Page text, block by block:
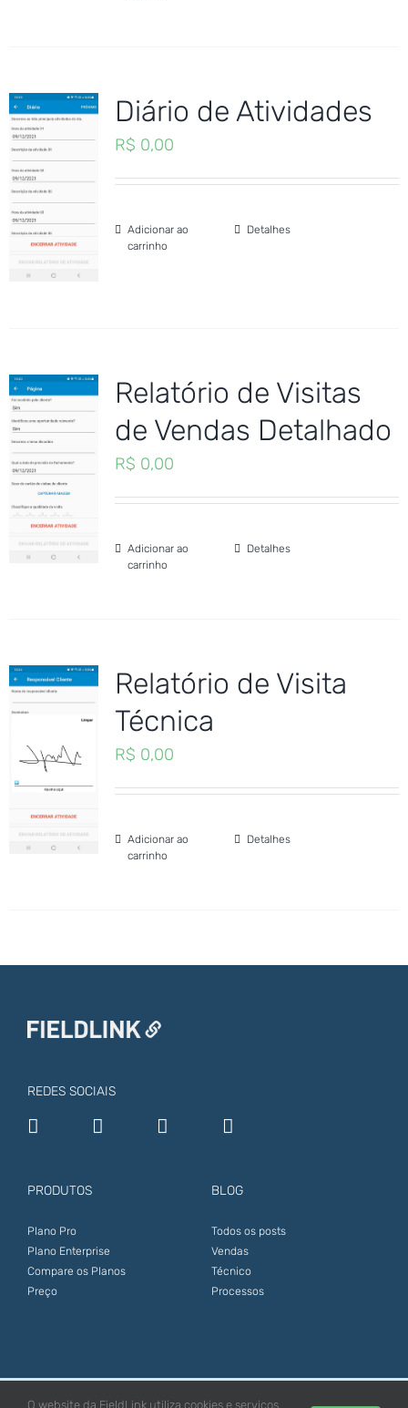
Diário de Atividades
R$ 0,00
Adicionar ao
carrinho
Detalhes
Relatório de Visitas
de Vendas Detalhado
R$ 0,00
Adicionar ao
carrinho
Detalhes
Relatório de Visita
Técnica
R$ 0,00
Adicionar ao
carrinho
Detalhes
REDES SOCIAIS
PRODUTOS
Plano Pro
Plano Enterprise
Compare os Planos
Preço
BLOG
Todos os posts
Vendas
Técnico
Processos
O website da FieldLink utiliza cookies e serviços